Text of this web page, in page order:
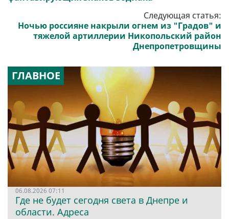
Следующая статья:
Ночью россияне накрыли огнем из "Градов" и
тяжелой артиллерии Никопольский район
Днепропетровщины
ГЛАВНОЕ
06.08.2026 07:11
Где не будет сегодня света в Днепре и
области. Адреса